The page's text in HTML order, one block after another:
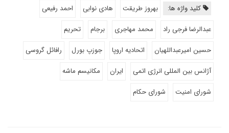
کلید واژه ها: بهروز طریقت هادی نوابی
احمد رفیعی
عبدالرضا فرجی راد
محمد مهاجری برجام
تحریم
حسین امیرعبداللهیان
اتحادیه اروپا جوزپ بورل
رافائل گروسی
آژانس بین المللی انرژی اتمی
ایران
مکانیسم ماشه
شورای امنیت
شورای حکام